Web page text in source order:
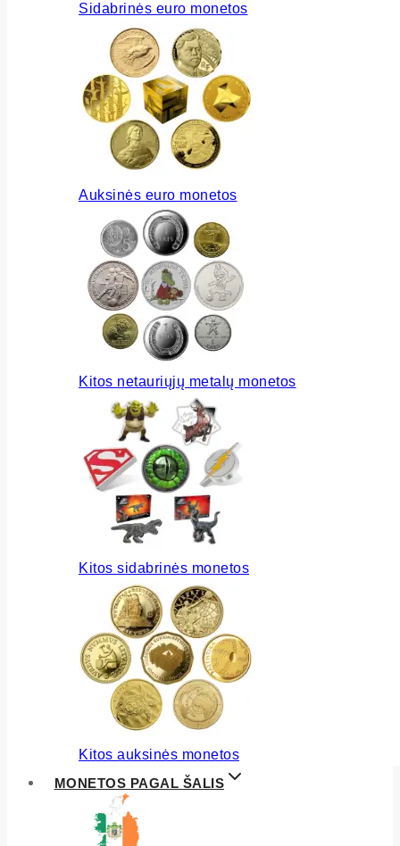
Sidabrinės euro monetos
Auksinės euro monetos
Kitos netauriųjų metalų monetos
Kitos sidabrinės monetos
Kitos auksinės monetos
MONETOS PAGAL ŠALIS